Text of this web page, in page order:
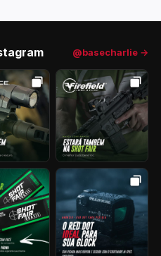
@basecharlie →